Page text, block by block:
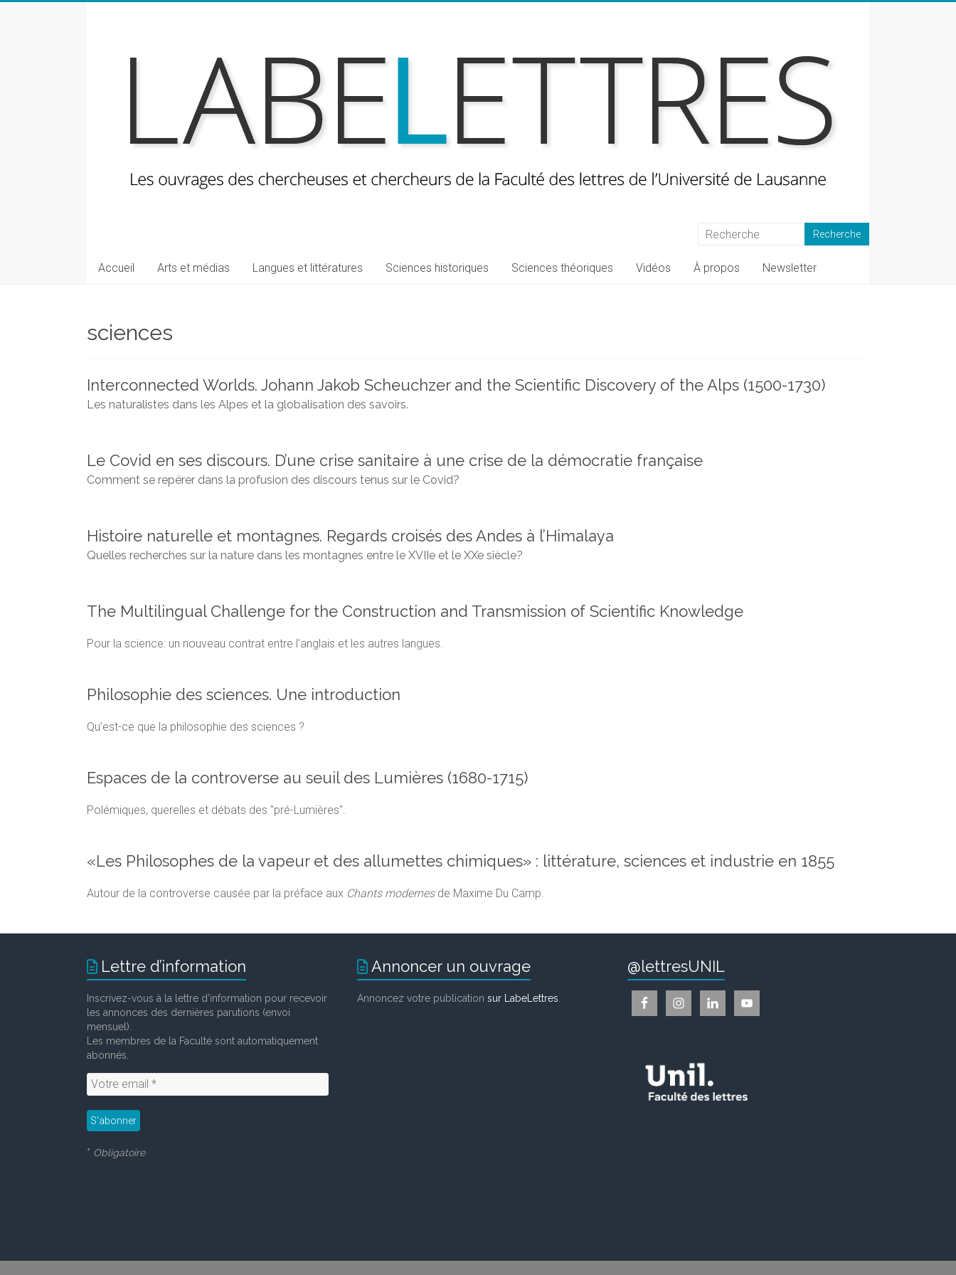
Les
et
la
Faculté
Accueil Arts et médias Langues et littératures Sciences historiques Sciences théoriques Vidéos À propos Newsletter
sciences
Interconnected Worlds. Johann Jakob Scheuchzer and the Scientific Discovery of the Alps (1500-1730)
Les naturalistes dans les Alpes et la globalisation des savoirs.
Le Covid en ses discours. D’une crise sanitaire à une crise de la démocratie française
Comment se repérer dans la profusion des discours tenus sur le Covid?
Histoire naturelle et montagnes. Regards croisés des Andes à l’Himalaya
Quelles recherches sur la nature dans les montagnes entre le XVIIe et le XXe siècle?
The Multilingual Challenge for the Construction and Transmission of Scientific Knowledge
Pour la science: un nouveau contrat entre l'anglais et les autres langues.
Philosophie des sciences. Une introduction
Qu’est-ce que la philosophie des sciences ?
Espaces de la controverse au seuil des Lumières (1680-1715)
Polémiques, querelles et débats des "pré-Lumières".
«Les Philosophes de la vapeur et des allumettes chimiques» : littérature, sciences et industrie en 1855
Autour de la controverse causée par la préface aux Chants modernesde Maxime Du Camp.
Lettre d’information
Inscrivez-vous à la lettre d'information pour recevoir
les annonces des dernières parutions (envoi
mensuel).
Les membres de la Faculté sont automatiquement
abonnés.
* Obligatoire
Annoncer un ouvrage
Annoncez votre publication sur LabeLettres
@lettresUNIL